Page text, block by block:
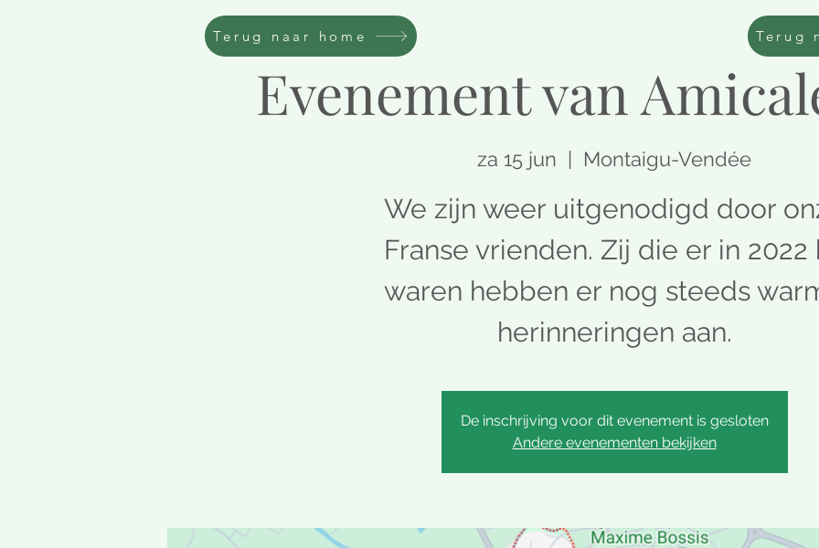
Evenement van
za 15 jun
  |
Montaigu-Vendée
We zijn weer uitgenodigd door
Franse vrienden. Zij die er in 2022
waren hebben er nog steeds
herinneringen aan.
De inschrijving voor dit evenement is gesloten
Andere evenementen bekijken
Terug naar home Terug